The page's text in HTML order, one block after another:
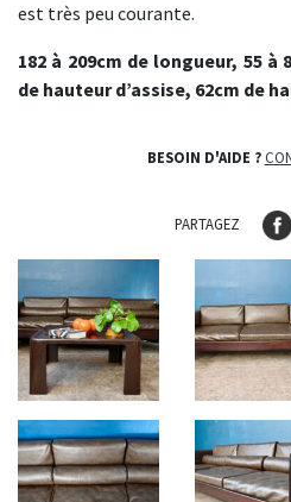
est très peu courante.
182 à 209cm de longueur, 55 à
de hauteur d’assise, 62cm de
BESOIN D'AIDE ?
PARTAGEZ